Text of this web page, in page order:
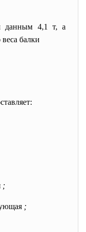
данным 4,1 т, а
балки
;
;